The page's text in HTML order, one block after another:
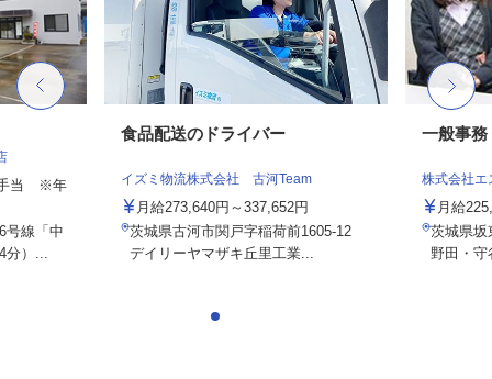
手当 ※年
号線「中
）...
食品配送のドライバー
イズミ物流株式会社 古河Team
月給273,640円～337,652円
茨城県古河市関戸字稲荷前1605-12
デイリーヤマザキ丘里工業...
一般事務
株式会社エ
月給
茨城県坂
野田・